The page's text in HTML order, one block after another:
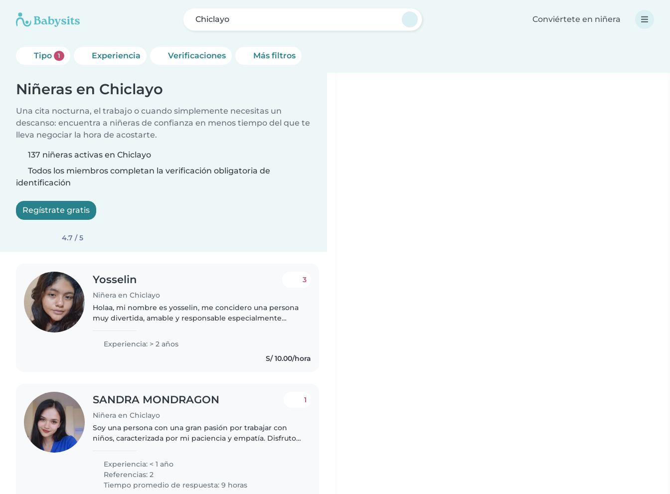
Chiclayo Conviértete en niñera
Tipo 1 Experiencia Verificaciones Más filtros
Niñeras en Chiclayo
Una cita nocturna, el trabajo o cuando simplemente necesitas un
descanso: encuentra a niñeras de confianza en menos tiempo del que te
lleva negociar la hora de acostarte.
137 niñeras activas en Chiclayo
Todos los miembros completan la verificación obligatoria de
identificación
Regístrate gratis
4.7 / 5
Yosselin
Niñera en Chiclayo
3
Holaa, mi nombre es yosselin, me concidero una persona
muy divertida, amable y responsable especialmente
Experiencia: > 2 años
S/ 10.00/hora
SANDRA MONDRAGON
Niñera en Chiclayo
1
Soy una persona con una gran pasión por trabajar con
niños, caracterizada por mi paciencia y empatía. Disfruto
Experiencia: < 1 año
Referencias: 2
Tiempo promedio de respuesta: 9 horas